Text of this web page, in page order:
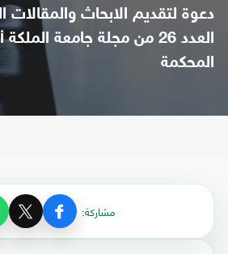
دعوة لتقديم الابحاث والمقالات
العدد 26 من مجلة جامعة
المحكمة
مشاركة: